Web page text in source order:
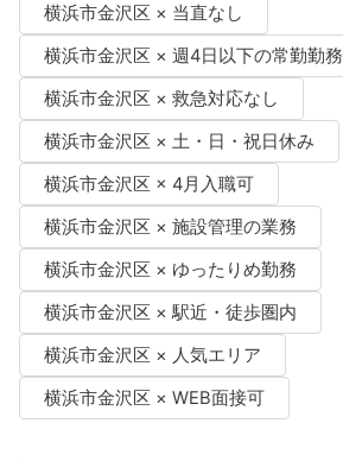
横浜市金沢区 × 当直なし
横浜市金沢区 × 週4日以下の常勤勤務
横浜市金沢区 × 救急対応なし
横浜市金沢区 × 土・日・祝日休み
横浜市金沢区 × 4月入職可
横浜市金沢区 × 施設管理の業務
横浜市金沢区 × ゆったりめ勤務
横浜市金沢区 × 駅近・徒歩圏内
横浜市金沢区 × 人気エリア
横浜市金沢区 × WEB面接可